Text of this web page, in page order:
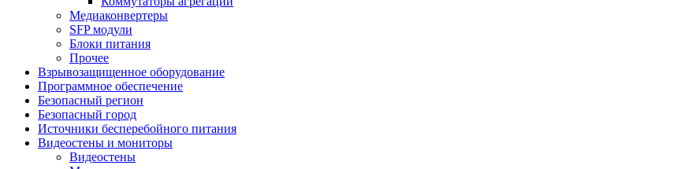
Медиаконвертеры
SFP модули
Блоки питания
Прочее
Взрывозащищенное оборудование
Программное обеспечение
Безопасный регион
Безопасный город
Источники бесперебойного питания
Видеостены и мониторы
Видеостены